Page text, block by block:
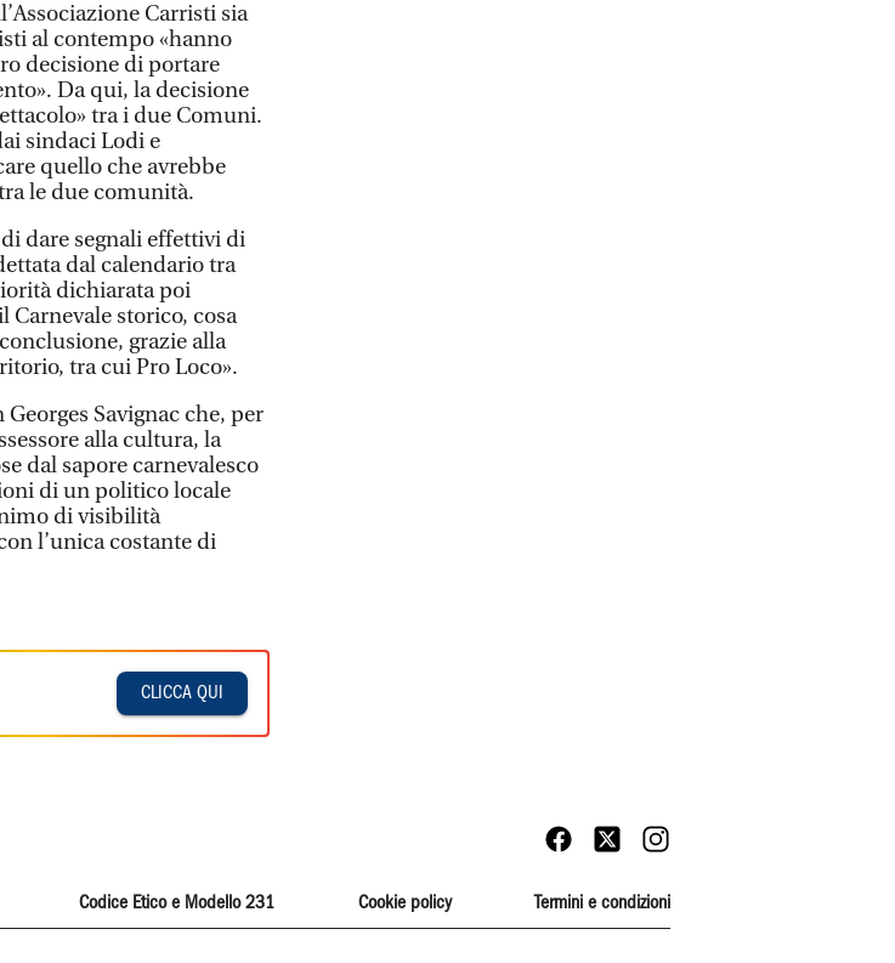
Carristi sia
al contempo «hanno
decisione di portare
Da qui, la decisione
tra i due Comuni.
sindaci Lodi e
quello che avrebbe
le due comunità.
dare segnali effettivi di
dal calendario tra
dichiarata poi
storico, cosa
grazie alla
tra cui Pro Loco».
Savignac che, per
alla cultura, la
dal sapore carnevalesco
di un politico locale
di visibilità
l’unica costante di
CLICCA QUI
Codice Etico e Modello 231 Cookie policy Termini e condizioni